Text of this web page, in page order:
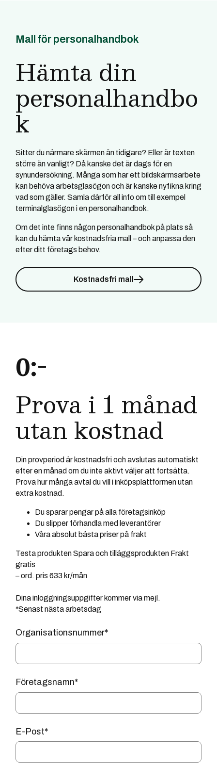
Mall för personalhandbok
Hämta din
personalhandbo
k
Sitter du närmare skärmen än tidigare? Eller är texten
större än vanligt? Då kanske det är dags för en
synundersökning. Många som har ett bildskärmsarbete
kan behöva arbetsglasögon och är kanske nyfikna kring
vad som gäller. Samla därför all info om till exempel
terminalglasögon i en personalhandbok.
Om det inte finns någon personalhandbok på plats så
kan du hämta vår kostnadsfria mall – och anpassa den
efter ditt företags behov.
Kostnadsfri mall
0:-
Prova i 1 månad
utan kostnad
Din provperiod är kostnadsfri och avslutas automatiskt
efter en månad om du inte aktivt väljer att fortsätta.
Prova hur många avtal du vill i inköpsplattformen utan
extra kostnad.
Du sparar pengar på alla företagsinköp
Du slipper förhandla med leverantörer
Våra absolut bästa priser på frakt
Testa produkten Spara och tilläggsprodukten Frakt
gratis
– ord. pris 633 kr/mån
Dina inloggningsuppgifter kommer via mejl.
*Senast nästa arbetsdag
Organisationsnummer*
Företagsnamn*
E-Post*